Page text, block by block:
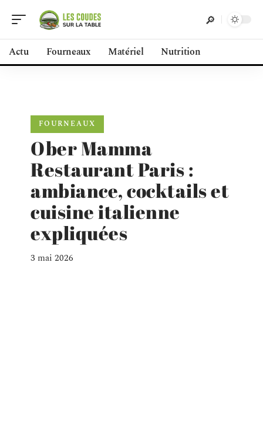
Actu Fourneaux Matériel Nutrition
FOURNEAUX
Ober Mamma
Restaurant Paris :
ambiance, cocktails et
cuisine italienne
expliquées
3 mai 2026